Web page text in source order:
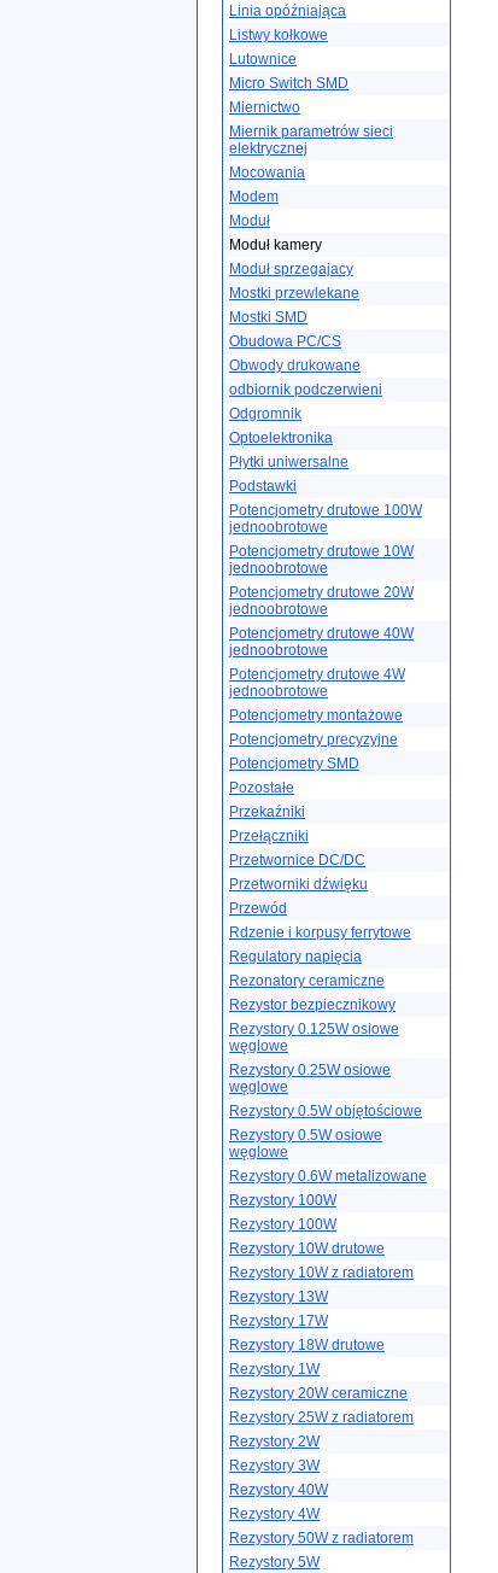
Linia opóźniająca
Listwy kołkowe
Lutownice
Micro Switch SMD
Miernictwo
Miernik parametrów sieci
elektrycznej
Mocowania
Modem
Moduł
Moduł kamery
Moduł sprzegajacy
Mostki przewlekane
Mostki SMD
Obudowa PC/CS
Obwody drukowane
odbiornik podczerwieni
Odgromnik
Optoelektronika
Płytki uniwersalne
Podstawki
Potencjometry drutowe 100W
jednoobrotowe
Potencjometry drutowe 10W
jednoobrotowe
Potencjometry drutowe 20W
jednoobrotowe
Potencjometry drutowe 40W
jednoobrotowe
Potencjometry drutowe 4W
jednoobrotowe
Potencjometry montażowe
Potencjometry precyzyjne
Potencjometry SMD
Pozostałe
Przekaźniki
Przełączniki
Przetwornice DC/DC
Przetworniki dźwięku
Przewód
Rdzenie i korpusy ferrytowe
Regulatory napięcia
Rezonatory ceramiczne
Rezystor bezpiecznikowy
Rezystory 0.125W osiowe
węglowe
Rezystory 0.25W osiowe
węglowe
Rezystory 0.5W objętościowe
Rezystory 0.5W osiowe
węglowe
Rezystory 0.6W metalizowane
Rezystory 100W
Rezystory 100W
Rezystory 10W drutowe
Rezystory 10W z radiatorem
Rezystory 13W
Rezystory 17W
Rezystory 18W drutowe
Rezystory 1W
Rezystory 20W ceramiczne
Rezystory 25W z radiatorem
Rezystory 2W
Rezystory 3W
Rezystory 40W
Rezystory 4W
Rezystory 50W z radiatorem
Rezystory 5W